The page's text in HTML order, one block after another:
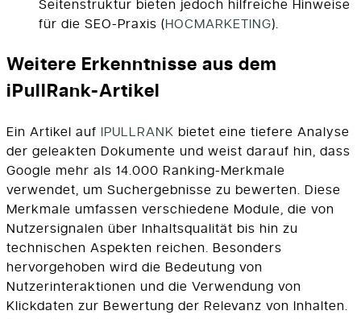
Seitenstruktur bieten jedoch hilfreiche Hinweise
für die SEO-Praxis​ (HOCMARKETING)​.
Weitere Erkenntnisse aus dem
iPullRank-Artikel
Ein Artikel auf IPULLRANK bietet eine tiefere Analyse
der geleakten Dokumente und weist darauf hin, dass
Google mehr als 14.000 Ranking-Merkmale
verwendet, um Suchergebnisse zu bewerten. Diese
Merkmale umfassen verschiedene Module, die von
Nutzersignalen über Inhaltsqualität bis hin zu
technischen Aspekten reichen. Besonders
hervorgehoben wird die Bedeutung von
Nutzerinteraktionen und die Verwendung von
Klickdaten zur Bewertung der Relevanz von Inhalten.